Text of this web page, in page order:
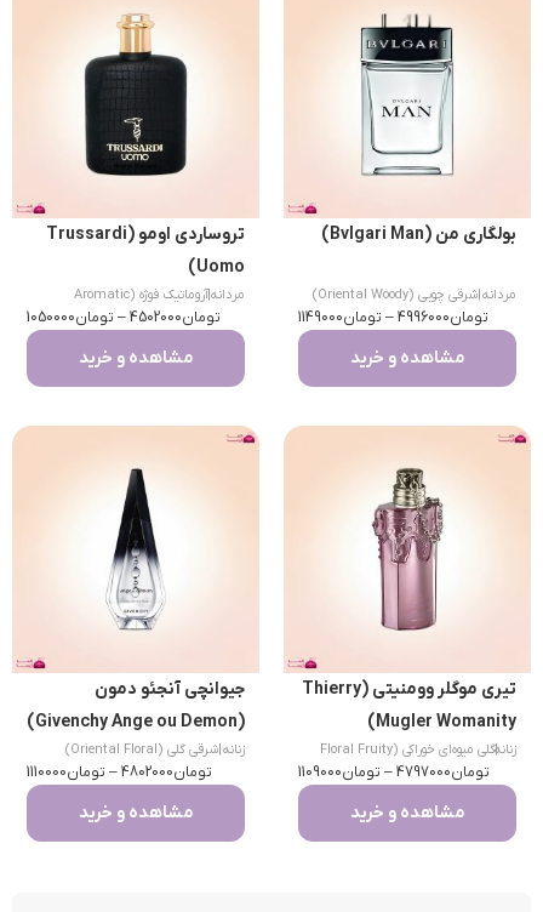
بولگاری من (Bvlgari Man)
مردانه شرقی چوبی (Oriental Woody)
تومان4996000
– تومان1149000
مشاهده و خرید
تروساردی اومو (Trussardi
Uomo)
مردانه|
آروماتیک فوژه (Aromatic
Fougere)
تومان4502000
– تومان1050000
مشاهده و خرید
تیری موگلر وومنیتی (Thierry
Mugler Womanity)
زنانه
|
گلی میوه‌ای خوراکی (Floral Fruity
Gourmand)
تومان4797000
– تومان1109000
مشاهده و خرید
جیوانچی آنجئو دمون
(Givenchy Ange ou Demon)
زنانه شرقی گلی (Oriental Floral)
تومان4802000
– تومان1110000
مشاهده و خرید